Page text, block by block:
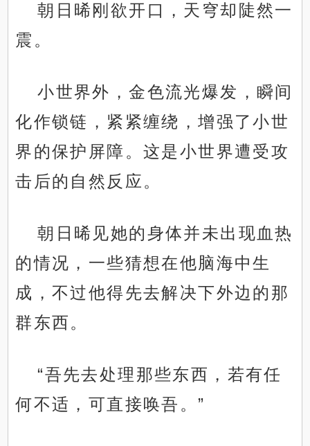
朝日晞刚欲开口，天穹却陡然一
震。
小世界外，金色流光爆发，瞬间
化作锁链，紧紧缠绕，增强了小世
界的保护屏障。这是小世界遭受攻
击后的自然反应。
朝日晞见她的身体并未出现血热
的情况，一些猜想在他脑海中生
成，不过他得先去解决下外边的那
群东西。
“吾先去处理那些东西，若有任
何不适，可直接唤吾。”